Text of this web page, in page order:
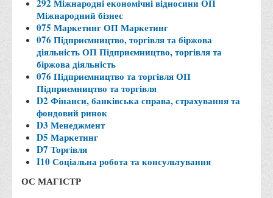
умовах війни
Що можна і не можна знімати, показувати під час війни
Контакти державних та громадських організацій, які
допомагають тим, хто пережили сексуальне насильство,
пов'язане з конфліктом та їх родинам у Вінницькій області
10 точних фактів про наркотики. З’ясуй правду про
наркотики. Врятуй чиєсь життя
Контакти
3D тур
Екскурсія до ВТЕІ
292 Міжнародні економічні відносини ОП
Міжнародний бізнес
075 Маркетинг ОП Маркетинг
076 Підприємництво, торгівля та біржова
діяльність ОП Підприємництво, торгівля та
біржова діяльність
076 Підприємництво та торгівля ОП
Підприємництво та торгівля
D2 Фінанси, банківська справа, страхування та
фондовий ринок
D3 Менеджмент
D5 Маркетинг
D7 Торгівля
I10 Соціальна робота та консультування
ОС МАГІСТР